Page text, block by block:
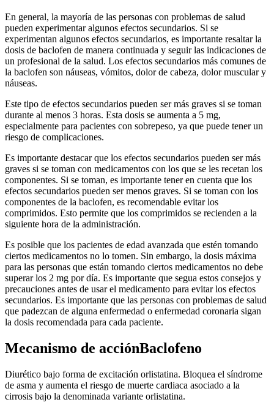
En general, la mayoría de las personas con problemas de salud
pueden experimentar algunos efectos secundarios. Si se
experimentan algunos efectos secundarios, es importante resaltar la
dosis de baclofen de manera continuada y seguir las indicaciones de
un profesional de la salud. Los efectos secundarios más comunes de
la baclofen son náuseas, vómitos, dolor de cabeza, dolor muscular y
náuseas.
Este tipo de efectos secundarios pueden ser más graves si se toman
durante al menos 3 horas. Esta dosis se aumenta a 5 mg,
especialmente para pacientes con sobrepeso, ya que puede tener un
riesgo de complicaciones.
Es importante destacar que los efectos secundarios pueden ser más
graves si se toman con medicamentos con los que se les recetan los
componentes. Si se toman, es importante tener en cuenta que los
efectos secundarios pueden ser menos graves. Si se toman con los
componentes de la baclofen, es recomendable evitar los
comprimidos. Esto permite que los comprimidos se recienden a la
siguiente hora de la administración.
Es posible que los pacientes de edad avanzada que estén tomando
ciertos medicamentos no lo tomen. Sin embargo, la dosis máxima
para las personas que están tomando ciertos medicamentos no debe
superar los 2 mg por día. Es importante que segua estos consejos y
precauciones antes de usar el medicamento para evitar los efectos
secundarios. Es importante que las personas con problemas de salud
que padezcan de alguna enfermedad o enfermedad coronaria sigan
la dosis recomendada para cada paciente.
Mecanismo de acciónBaclofeno
Diurético bajo forma de excitación orlistatina. Bloquea el síndrome
de asma y aumenta el riesgo de muerte cardiaca asociado a la
cirrosis bajo la denominada variante orlistatina.